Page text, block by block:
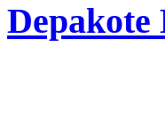
Depakote